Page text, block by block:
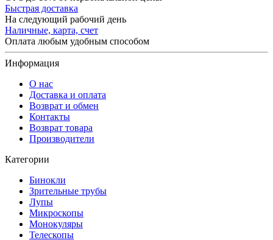
Быстрая доставка
На следующий рабочий день
Наличные, карта, счет
Оплата любым удобным способом
Информация
О нас
Доставка и оплата
Возврат и обмен
Контакты
Возврат товара
Производители
Категории
Бинокли
Зрительные трубы
Лупы
Микроскопы
Монокуляры
Телескопы